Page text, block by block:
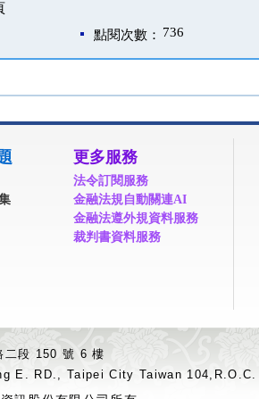
點閱次數： 736
更多服務
法令訂閱服務
金融法規自動關連AI
金融法遵外規資料服務
裁判書資料服務
二段 150 號 6 樓
E. RD., Taipei City Taiwan 104,R.O.C.